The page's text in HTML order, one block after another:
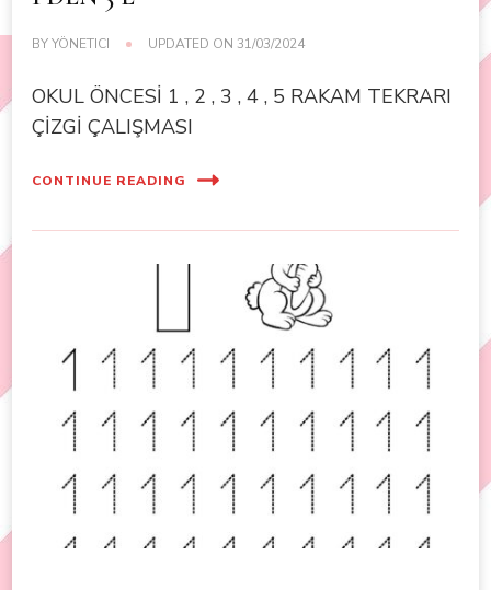
BYYÖNETICI UPDATED ON 31/03/2024
OKUL ÖNCESİ 1 , 2 , 3 , 4 , 5 RAKAM TEKRARI
ÇİZGİ ÇALIŞMASI
CONTINUE READING